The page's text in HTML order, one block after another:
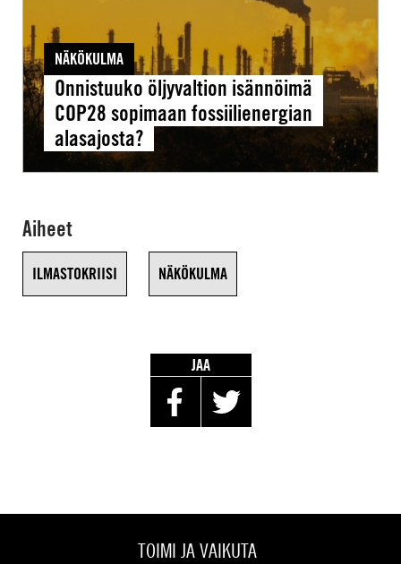
NÄKÖKULMA
Onnistuuko öljyvaltion isännöimä
COP28 sopimaan fossiilienergian
alasajosta?
Aiheet
ILMASTOKRIISI NÄKÖKULMA
JAA
TOIMI JA VAIKUTA